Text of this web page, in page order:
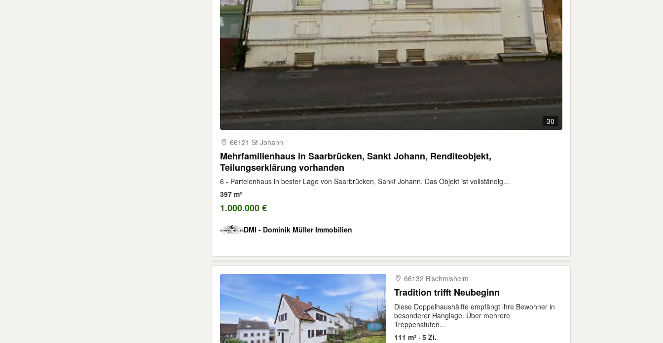
30
66121 St Johann
Mehrfamilienhaus in Saarbrücken, Sankt Johann, Renditeobjekt,
Teilungserklärung vorhanden
6 - Parteienhaus in bester Lage von Saarbrücken, Sankt Johann. Das Objekt ist vollständig...
397 m²
1.000.000 €
DMI - Dominik Müller Immobilien
66132 Bischmisheim
Tradition trifft Neubeginn
Diese Doppelhaushälfte empfängt ihre Bewohner in
besonderer Hanglage. Über mehrere
Treppenstufen...
111 m² · 5 Zi.